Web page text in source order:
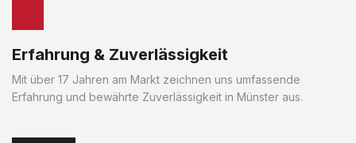
Erfahrung & Zuverlässigkeit
Mit über 17 Jahren am Markt zeichnen uns umfassende
Erfahrung und bewährte Zuverlässigkeit in Münster aus.